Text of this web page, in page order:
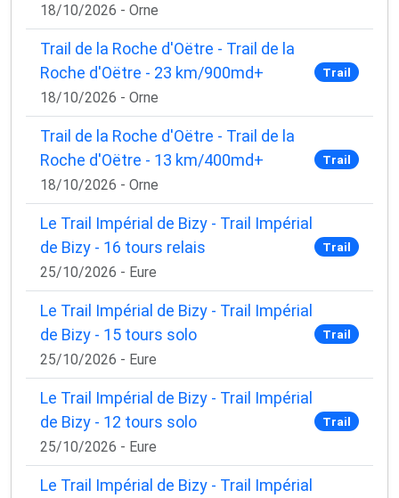
18/10/2026 - Orne
Trail de la Roche d'Oëtre - Trail de la
Roche d'Oëtre - 23 km/900md+
18/10/2026 - Orne
Trail
Trail de la Roche d'Oëtre - Trail de la
Roche d'Oëtre - 13 km/400md+
18/10/2026 - Orne
Trail
Le Trail Impérial de Bizy - Trail Impérial
de Bizy - 16 tours relais
25/10/2026 - Eure
Trail
Le Trail Impérial de Bizy - Trail Impérial
de Bizy - 15 tours solo
25/10/2026 - Eure
Trail
Le Trail Impérial de Bizy - Trail Impérial
de Bizy - 12 tours solo
25/10/2026 - Eure
Trail
Le Trail Impérial de Bizy - Trail Impérial